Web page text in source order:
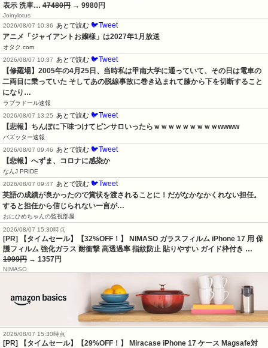
表示 洗車… 47480円 → 9980円
Joinylotus
2026/08/07 10:36
あとで読む 🐦Tweet
アニメ「ジャイアントお嬢様」は2027年1月放送
オタク.com
2026/08/07 10:37
あとで読む 🐦Tweet
【修羅場】2005年の4月25日、当時私は甲南大学に通っていて、その日は電車の
二両目に乗っていた そしてあの脱線事故に巻き込まれて膝から下を切断すること
になり…
ラブラドール速報
2026/08/07 13:25
あとで読む 🐦Tweet
【悲報】ちんぽに下味つけてピンサロいったらｗｗｗｗｗｗｗｗｗwwww
バズッター速報
2026/08/07 09:46
あとで読む 🐦Tweet
【悲報】へずま、コロナに感染か
なんJ PRIDE
2026/08/07 09:47
あとで読む 🐦Tweet
英語の成績が良かったので賞状を渡されることに！だがなかなかくれない担任。
すると担任から信じられない一言が…
おにひめちゃんの監視部屋
2026/08/07 15:30時点
[PR] 【タイムセール】【32%OFF！】 NIMASO ガラスフィルム iPhone 17 用 保
護フィルム 強化ガラス 耐衝撃 高透過率 指紋防止 貼りやすい ガイド枠付き …
1999円 → 1357円
NIMASO
2026/08/07 15:30時点
[PR] 【タイムセール】【29%OFF！】 Miracase iPhone 17 ケース Magsafe対